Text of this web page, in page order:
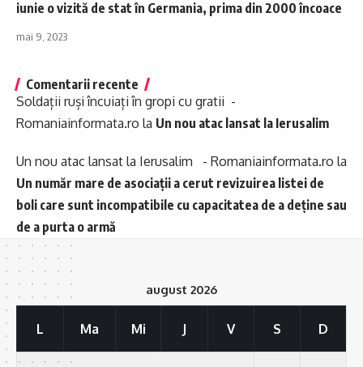
iunie o vizită de stat în Germania, prima din 2000 încoace
mai 9, 2023
Comentarii recente
Soldații ruși încuiați în gropi cu gratii -
Romaniainformata.ro la Un nou atac lansat la Ierusalim
Un nou atac lansat la Ierusalim - Romaniainformata.ro la
Un număr mare de asociații a cerut revizuirea listei de
boli care sunt incompatibile cu capacitatea de a deține sau
de a purta o armă
august 2026
L Ma Mi J V S D